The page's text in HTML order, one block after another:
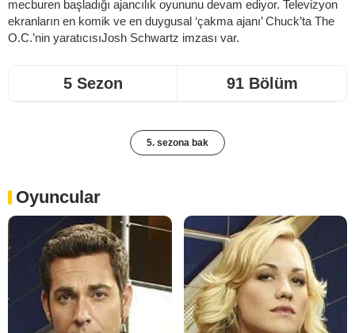
mecburen başladığı ajancılık oyununu devam ediyor. Televizyon
ekranların en komik ve en duygusal ‘çakma ajanı’ Chuck’ta The
O.C.’nin yaratıcısıJosh Schwartz imzası var.
5 Sezon 91 Bölüm
5. sezona bak
Oyuncular